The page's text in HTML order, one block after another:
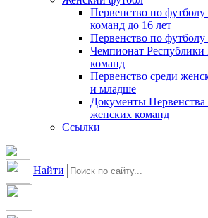
Первенство по
команд до 16 лет
Первенство по футболу
Чемпионат
команд
Первенство среди
и младше
Документы Первенства
женских команд
Ссылки
Найти